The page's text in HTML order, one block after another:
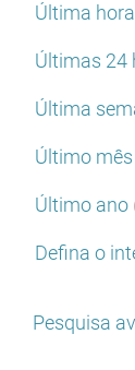
Última hora
Últimas 24
Última
Último mês
Último ano
Defina o
Pesquisa